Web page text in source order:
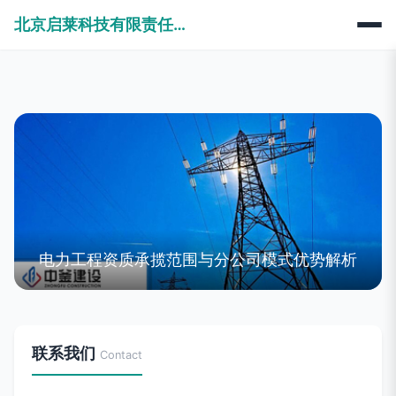
北京启莱科技有限责任公司
电力工程资质承揽范围与分公司模式优势解析
联系我们 Contact